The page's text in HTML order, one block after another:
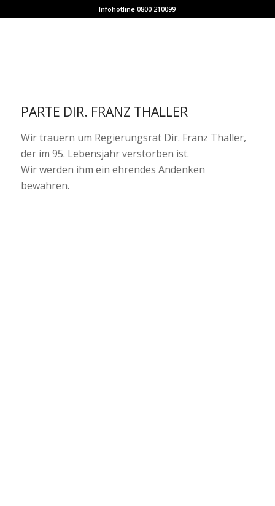
Infohotline 0800 210099
PARTE DIR. FRANZ THALLER
Wir trauern um Regierungsrat Dir. Franz Thaller,
der im 95. Lebensjahr verstorben ist.
Wir werden ihm ein ehrendes Andenken
bewahren.